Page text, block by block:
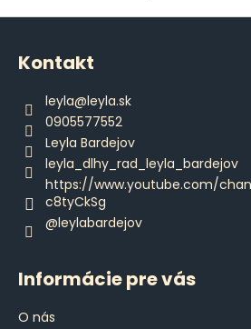
Z
Kontakt
leyla@leyla.sk
0905577552
Leyla Bardejov
leyla_dlhy_rad_leyla_bardejov
https://www.youtube.com/
c8tyCkSg
@leylabardejov
Informácie pre vás
O nás